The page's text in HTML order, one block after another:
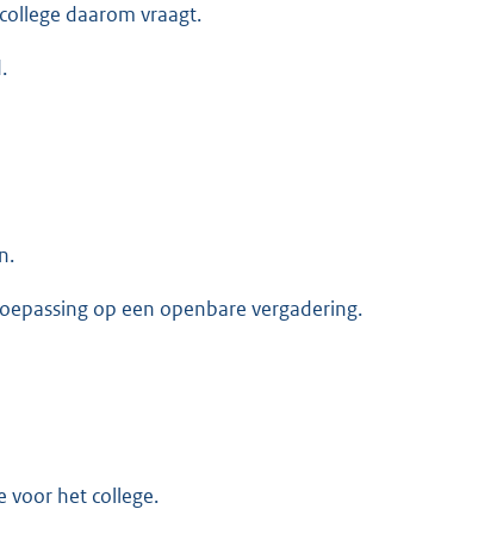
daarom vraagt.
op een openbare vergadering.
voor het college.